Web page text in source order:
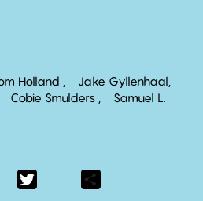
Holland
Jake Gyllenhaal
Cobie Smulders
Samuel L.